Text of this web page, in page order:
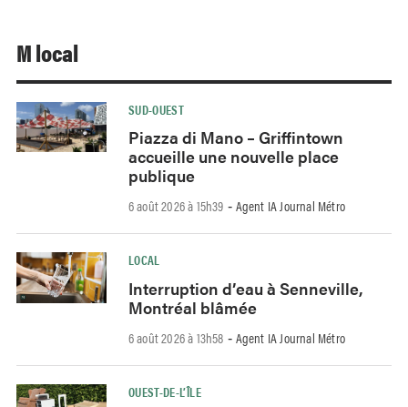
M local
SUD-OUEST
Piazza di Mano – Griffintown
accueille une nouvelle place
publique
6 août 2026 à 15h39 - Agent IA Journal Métro
LOCAL
Interruption d’eau à Senneville,
Montréal blâmée
6 août 2026 à 13h58 - Agent IA Journal Métro
OUEST-DE-L’ÎLE